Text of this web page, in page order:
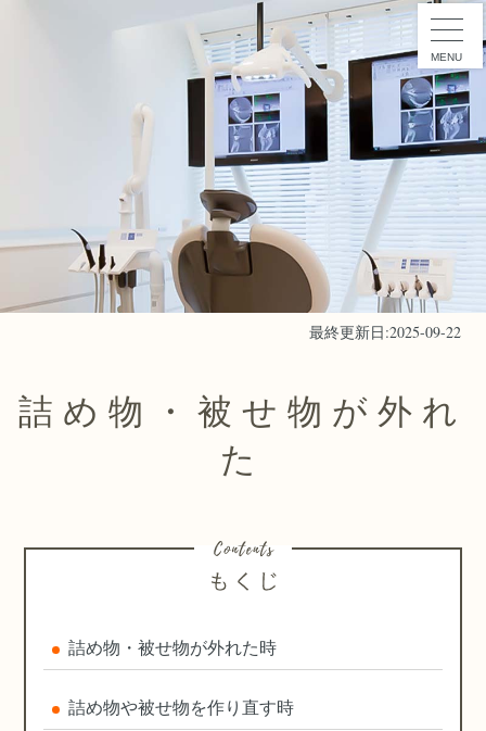
MENU
最終更新日:2025-09-22
詰め物・被せ物が外れ
た
詰め物・被せ物が外れた時
詰め物や被せ物を作り直す時